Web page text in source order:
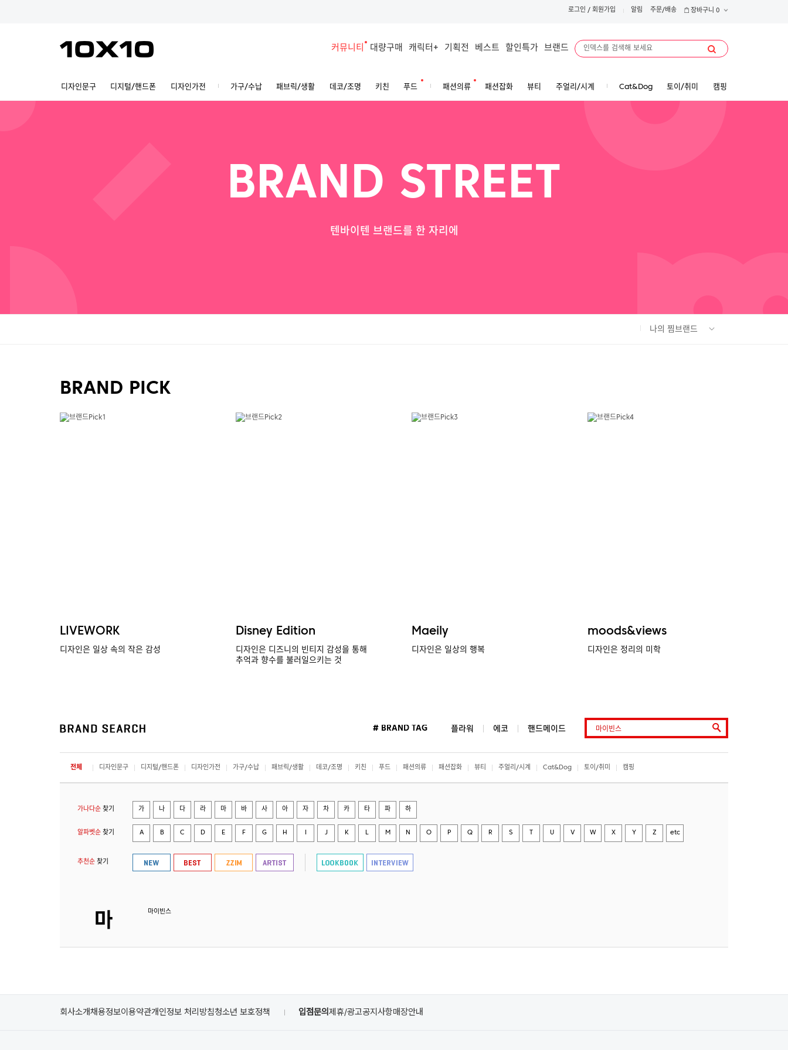
로그인 / 회원가입 알림 주문/배송 장바구니 0
커뮤니티 대량구매 캐릭터+ 기획전 베스트 할인특가 브랜드
디자인문구 디지털/핸드폰 디자인가전 가구/수납 패브릭/생활 데코/조명 키친 푸드 패션의류 패션잡화 뷰티 주얼리/시계 Cat&Dog 토이/취미 캠핑
BRAND STREET
텐바이텐 브랜드를 한 자리에
나의 찜브랜드
BRAND PICK
LIVEWORK
디자인은 일상 속의 작은 감성
Disney Edition
디자인은 디즈니의 빈티지 감성을 통해
추억과 향수를 불러일으키는 것
Maeily
디자인은 일상의 행복
moods&views
디자인은 정리의 미학
# BRAND TAG 플라워 에코 핸드메이드
전체 디자인문구 디지털/핸드폰 디자인가전 가구/수납 패브릭/생활 데코/조명 키친 푸드 패션의류 패션잡화 뷰티 주얼리/시계 Cat&Dog 토이/취미 캠핑
가나다순 찾기 가 나 다 라 마 바 사 아 자 차 카 타 파 하
알파벳순 찾기 A B C D E F G H J K L M N O P Q R S U V W X Y Z etc
추천순 찾기
마이빈스
회사소개채용정보이용약관개인정보 처리방침청소년 보호정책 입점문의제휴/광고공지사항매장안내